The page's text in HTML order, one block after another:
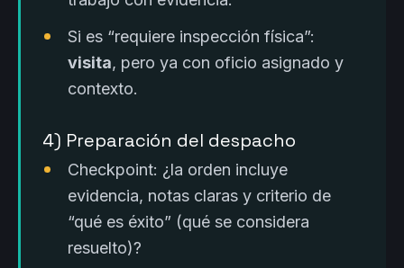
Si es “requiere inspección física”:
visita, pero ya con oficio asignado y
contexto.
4) Preparación del despacho
Checkpoint: ¿la orden incluye
evidencia, notas claras y criterio de
“qué es éxito” (qué se considera
resuelto)?